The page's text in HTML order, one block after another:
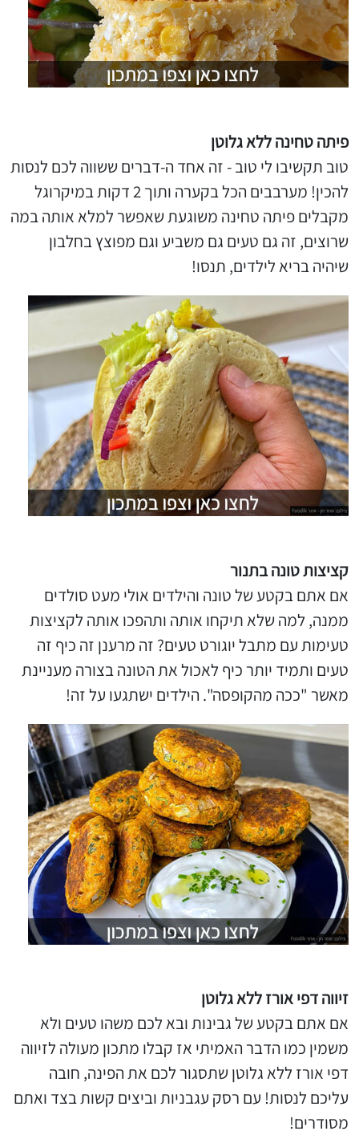
פיתה טחינה ללא גלוטן
טוב תקשיבו לי טוב - זה אחד ה-דברים ששווה לכם לנסות
להכין! מערבבים הכל בקערה ותוך 2 דקות במיקרוגל
מקבלים פיתה טחינה משוגעת שאפשר למלא אותה במה
שרוצים, זה גם טעים גם משביע וגם מפוצץ בחלבון
שיהיה בריא לילדים, תנסו!
קציצות טונה בתנור
אם אתם בקטע של טונה והילדים אולי מעט סולדים
ממנה, למה שלא תיקחו אותה ותהפכו אותה לקציצות
טעימות עם מתבל יוגורט טעים? זה מרענן זה כיף זה
טעים ותמיד יותר כיף לאכול את הטונה בצורה מעניינת
מאשר "ככה מהקופסה". הילדים ישתגעו על זה!
זיווה דפי אורז ללא גלוטן
אם אתם בקטע של גבינות ובא לכם משהו טעים ולא
משמין כמו הדבר האמיתי אז קבלו מתכון מעולה לזיווה
דפי אורז ללא גלוטן שתסגור לכם את הפינה, חובה
עליכם לנסות! עם רסק עגבניות וביצים קשות בצד ואתם
מסודרים!